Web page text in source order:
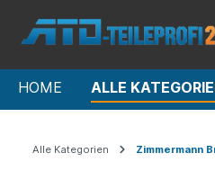
HOME ALLE
Alle Kategorien Zimmermann